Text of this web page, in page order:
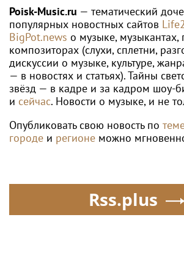
Миллионы подписчиков и
долги: ФНС заблокировала